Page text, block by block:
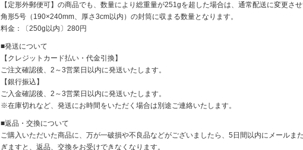
【定形外郵便可】の商品でも、数量により総重量が251gを超した場合は、通常配送に変更させ
角形5号（190×240mm、厚さ3cm以内）の封筒に収まる数量となります。
料金：〔250g以内〕280円
■発送について
【クレジットカード払い・代金引換】
ご注文確認後、2～3営業日以内に発送いたします。
【銀行振込】
ご入金確認後、2～3営業日以内に発送いたします。
※在庫切れなど、発送にお時間をいただく場合は別途ご連絡いたします。
■返品・交換について
ご購入いただいた商品に、万が一破損や不良品などがございましたら、5日間以内にメールま
ぎますと、返品、交換をお受けできなくなります。